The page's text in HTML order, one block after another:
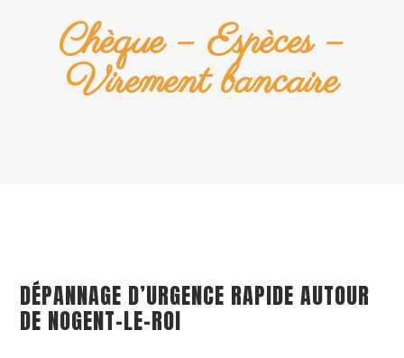
Chèque – Espèces –
Virement bancaire
DÉPANNAGE D’URGENCE RAPIDE AUTOUR
DE NOGENT-LE-ROI